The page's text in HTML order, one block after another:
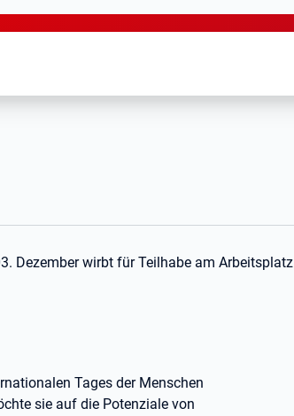
Dezember wirbt für Teilhabe am Arbeitsplatz
Tages der Menschen
sie auf die Potenziale von